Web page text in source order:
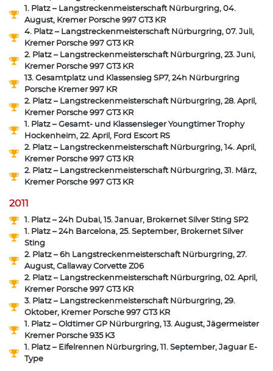
1. Platz – Langstreckenmeisterschaft Nürburgring, 04.
August, Kremer Porsche 997 GT3 KR
4. Platz – Langstreckenmeisterschaft Nürburgring, 07. Juli,
Kremer Porsche 997 GT3 KR
2. Platz – Langstreckenmeisterschaft Nürburgring, 23. Juni,
Kremer Porsche 997 GT3 KR
13. Gesamtplatz und Klassensieg SP7, 24h Nürburgring
Porsche Kremer 997 KR
2. Platz – Langstreckenmeisterschaft Nürburgring, 28. April,
Kremer Porsche 997 GT3 KR
1. Platz – Gesamt- und Klassensieger Youngtimer Trophy
Hockenheim, 22. April, Ford Escort RS
2. Platz – Langstreckenmeisterschaft Nürburgring, 14. April,
Kremer Porsche 997 GT3 KR
2. Platz – Langstreckenmeisterschaft Nürburgring, 31. März,
Kremer Porsche 997 GT3 KR
2011
1. Platz – 24h Dubai, 15. Januar, Brokernet Silver Sting SP2
1. Platz – 24h Barcelona, 25. September, Brokernet Silver
Sting
2. Platz – 6h Langstreckenmeisterschaft Nürburgring, 27.
August, Callaway Corvette Z06
2. Platz – Langstreckenmeisterschaft Nürburgring, 02. April,
Kremer Porsche 997 GT3 KR
3. Platz – Langstreckenmeisterschaft Nürburgring, 29.
Oktober, Kremer Porsche 997 GT3 KR
1. Platz – Oldtimer GP Nürburgring, 13. August, Jägermeister
Kremer Porsche 935 K3
1. Platz – Eifelrennen Nürburgring, 11. September, Jaguar E-
Type